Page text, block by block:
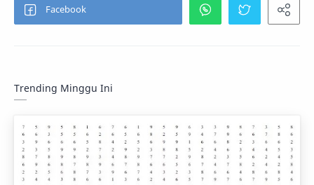
Trending Minggu Ini